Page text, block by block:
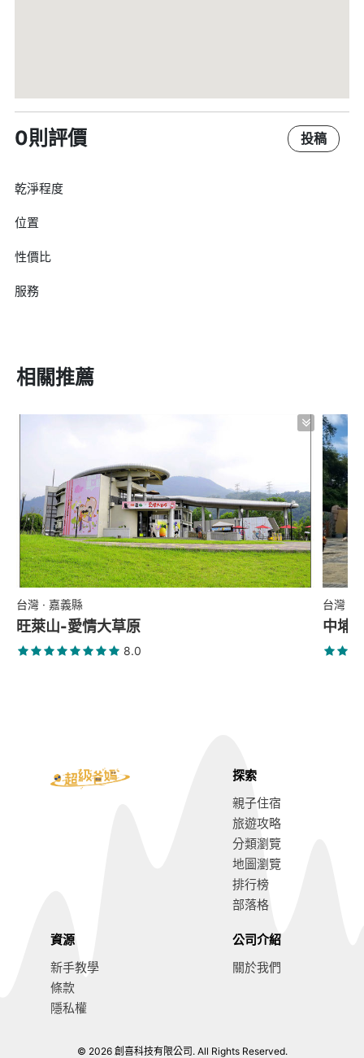
0則評價 投稿
乾淨程度
位置
性價比
服務
相關推薦
台灣 · 嘉義縣
旺萊山-愛情大草原
8.0
台灣 ·
中埔
探索
親子住宿
旅遊攻略
分類瀏覽
地圖瀏覽
排行榜
部落格
資源
新手教學
條款
隱私權
公司介紹
關於我們
© 2026 創喜科技有限公司. All Rights Reserved.